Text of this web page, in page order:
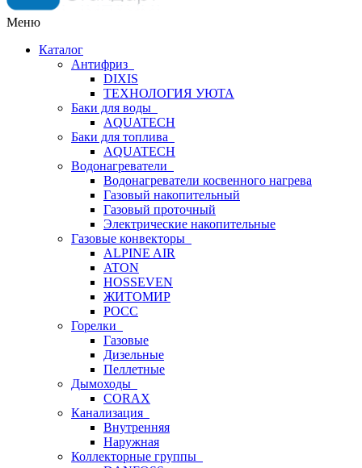
Меню
Каталог
Антифриз
DIXIS
ТЕХНОЛОГИЯ УЮТА
Баки для воды
AQUATECH
Баки для топлива
AQUATECH
Водонагреватели
Водонагреватели косвенного нагрева
Газовый накопительный
Газовый проточный
Электрические накопительные
Газовые конвекторы
ALPINE AIR
ATON
HOSSEVEN
ЖИТОМИР
РОСС
Горелки
Газовые
Дизельные
Пеллетные
Дымоходы
CORAX
Канализация
Внутренняя
Наружная
Коллекторные группы